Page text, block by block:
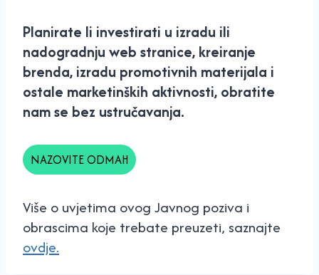
Planirate li investirati u izradu ili
nadogradnju web stranice, kreiranje
brenda, izradu promotivnih materijala i
ostale marketinških aktivnosti, obratite
nam se bez ustručavanja.
NAZOVITE ODMAH
Više o uvjetima ovog Javnog poziva i
obrascima koje trebate preuzeti, saznajte
ovdje.